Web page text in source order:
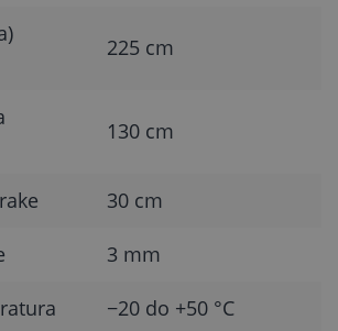
225 cm
130 cm
30 cm
3 mm
−20 do +50 °C